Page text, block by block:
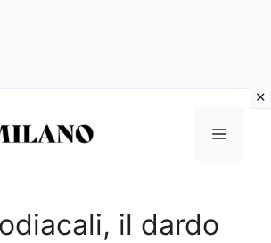
MENU
il dardo